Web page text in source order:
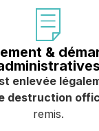
&
enlevée
destruction
remis.